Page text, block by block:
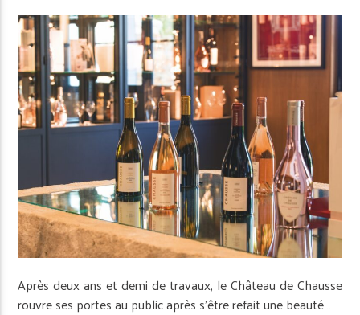
Après deux ans et demi de travaux, le Château de Chausse
rouvre ses portes au public après s’être refait une beauté…